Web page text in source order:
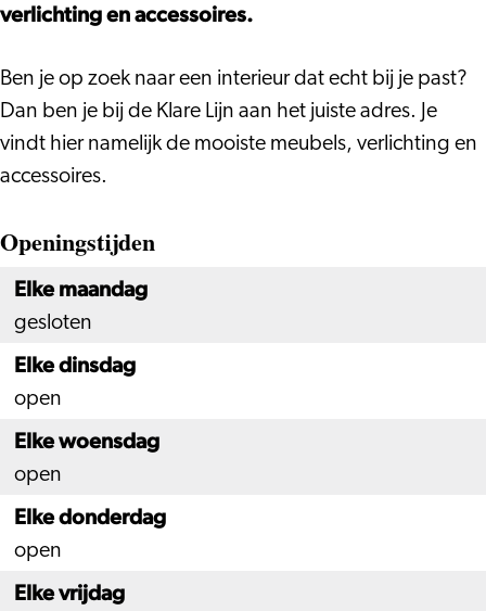
verlichting en accessoires.
Ben je op zoek naar een interieur dat echt bij je past?
Dan ben je bij de Klare Lijn aan het juiste adres. Je
vindt hier namelijk de mooiste meubels, verlichting en
accessoires.
Openingstijden
Elke maandag
gesloten
Elke dinsdag
open
Elke woensdag
open
Elke donderdag
open
Elke vrijdag